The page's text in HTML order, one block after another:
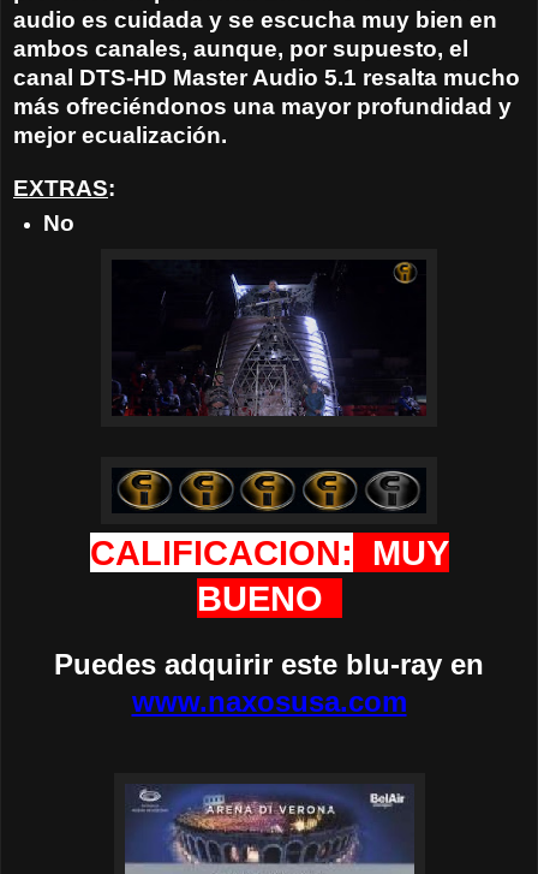
audio es cuidada y se escucha muy bien en
ambos canales, aunque, por supuesto, el
canal DTS-HD Master Audio 5.1 resalta mucho
más ofreciéndonos una mayor profundidad y
mejor ecualización.
EXTRAS:
No
CALIFICACION:
MUY
BUENO
Puedes adquirir este blu-ray en
www.naxosusa.com